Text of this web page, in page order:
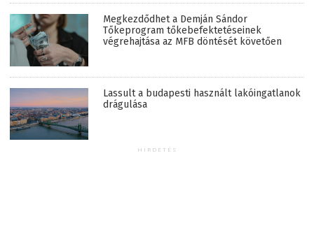
Megkezdődhet a Demján Sándor
Tőkeprogram tőkebefektetéseinek
végrehajtása az MFB döntését követően
Lassult a budapesti használt lakóingatlanok
drágulása
HIRDETÉS